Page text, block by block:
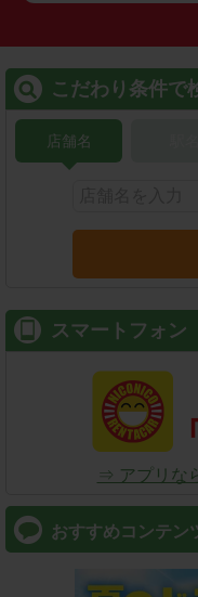
こだわり条件で
店舗名
スマートフォン
⇒ アプリな
おすすめコンテン